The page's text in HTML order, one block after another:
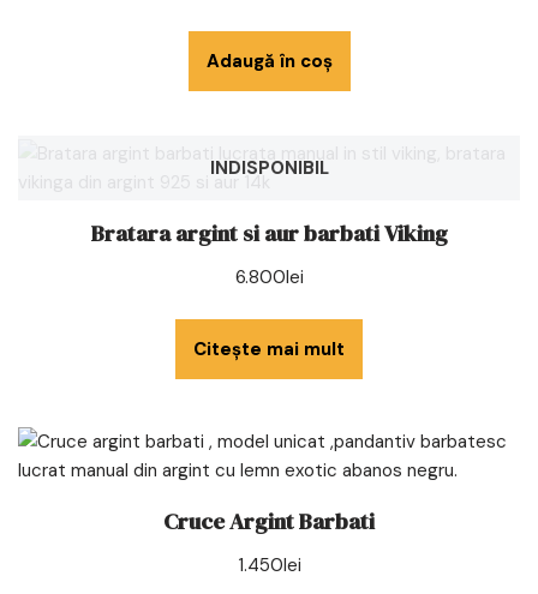
Adaugă în coș
INDISPONIBIL
Bratara argint si aur barbati Viking
6.800lei
Citește mai mult
Cruce Argint Barbati
1.450lei